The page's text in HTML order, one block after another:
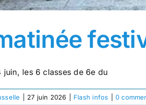
juin, les 6 classes de 6e du
27 juin 2026 Flash infos 0